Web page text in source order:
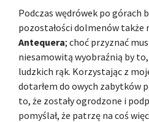
Podczas wędrówek po górach
pozostałości dolmenów także
Antequera; choć przyznać
niesamowitą wyobraźnią by
ludzkich rąk. Korzystając z
dotarłem do owych zabytków
to, że zostały ogrodzone i
pomyślał, że patrzę na coś